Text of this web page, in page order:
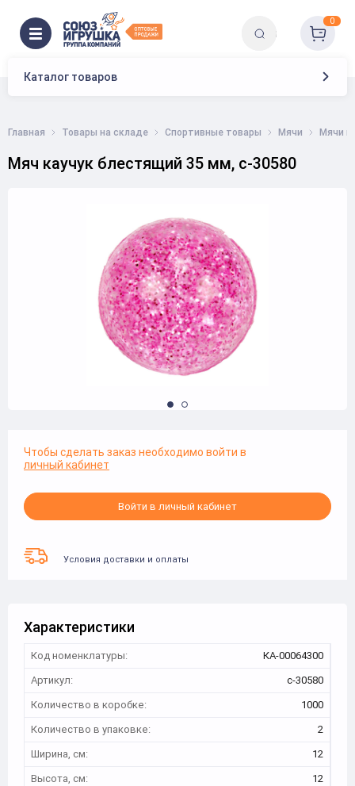
Каталог товаров
0
Главная Товары на складе Спортивные товары Мячи Мячи
Мяч каучук блестящий 35 мм, с-30580
Чтобы сделать заказ необходимо войти в
личный кабинет
Войти в личный кабинет
Условия доставки и оплаты
Характеристики
Код номенклатуры:
КА-00064300
Артикул:
с-30580
Количество в коробке:
1000
Количество в упаковке:
2
Ширина, см:
12
Высота, см:
12